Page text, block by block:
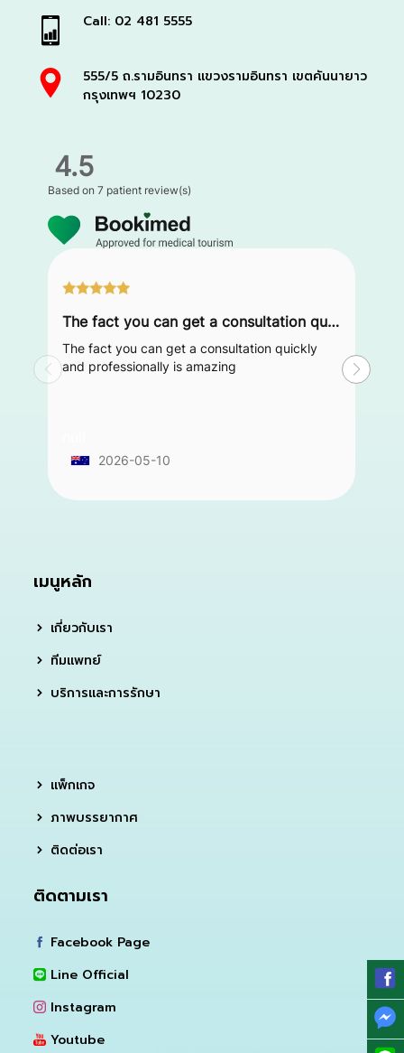
Call: 02 481 5555
555/5 ถ.รามอินทรา แขวงรามอินทรา เขตคันนายาว
กรุงเทพฯ 10230
4.5
Based on7 patient review(s)
The fact you can get a consultation quickly and professionally is amazing
The fact you can get a consultation quickly
and professionally is amazing
2026-05-10
เมนูหลัก
เกี่ยวกับเรา
ทีมแพทย์
บริการและการรักษา
แพ็กเกจ
ภาพบรรยากาศ
ติดต่อเรา
ติดตามเรา
Facebook Page
Line Official
Instagram
Youtube